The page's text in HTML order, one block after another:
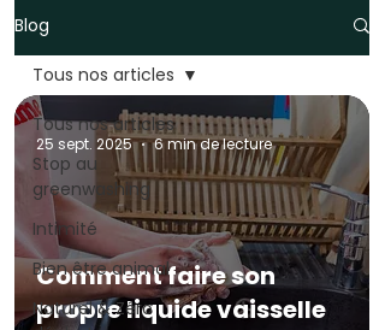
Blog
Tous nos articles
Stop au
greenwashing
Intimité
Bien être animal
Naturel & Zéro
Tous nos articles
Comment faire son
propre liquide vaisselle
25 sept. 2025 6 min de lecture